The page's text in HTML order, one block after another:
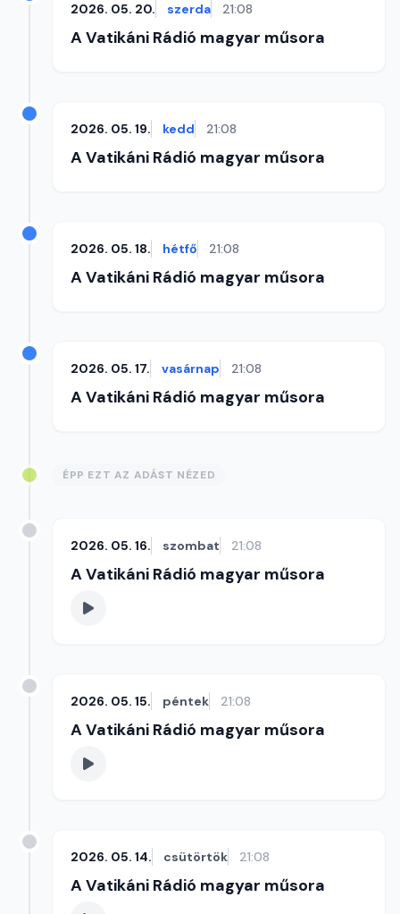
2026. 05. 20. szerda 21:08
A Vatikáni Rádió magyar műsora
2026. 05. 19. kedd 21:08
A Vatikáni Rádió magyar műsora
2026. 05. 18. hétfő 21:08
A Vatikáni Rádió magyar műsora
2026. 05. 17. vasárnap 21:08
A Vatikáni Rádió magyar műsora
ÉPP EZT AZ ADÁST NÉZED
2026. 05. 16. szombat 21:08
A Vatikáni Rádió magyar műsora
2026. 05. 15. péntek 21:08
A Vatikáni Rádió magyar műsora
2026. 05. 14. csütörtök 21:08
A Vatikáni Rádió magyar műsora